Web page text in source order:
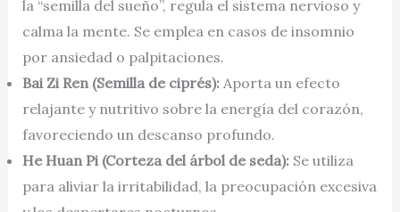
la “semilla del sueño”, regula el sistema nervioso y
calma la mente. Se emplea en casos de insomnio
por ansiedad o palpitaciones.
Bai Zi Ren (Semilla de ciprés): Aporta un efecto
relajante y nutritivo sobre la energía del corazón,
favoreciendo un descanso profundo.
He Huan Pi (Corteza del árbol de seda): Se utiliza
para aliviar la irritabilidad, la preocupación excesiva